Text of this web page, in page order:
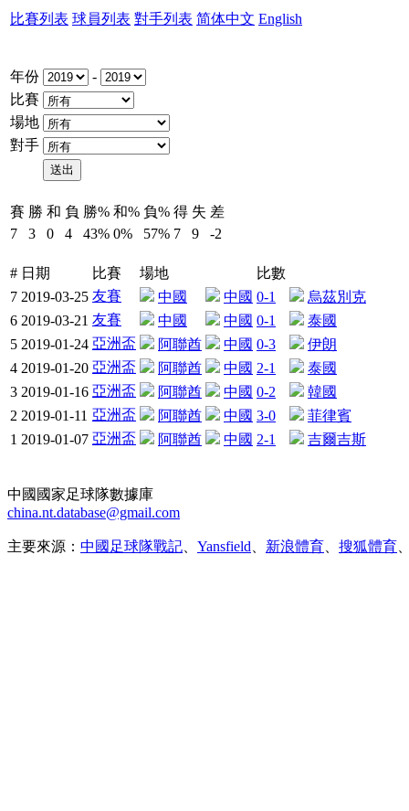
比賽列表 球員列表 對手列表 简体中文 English
年份
-
比賽
場地
對手
賽 勝 和 負 勝% 和% 負% 得 失 差
7
3 0 4 43% 0% 57% 7 9 -2
# 日期 比賽 場地
比數
7 2019-03-25 友賽 中國 中國 0-1
烏茲別克
6 2019-03-21 友賽 中國 中國 0-1
泰國
5 2019-01-24 亞洲盃 阿聯酋 中國 0-3
伊朗
4 2019-01-20 亞洲盃 阿聯酋 中國 2-1
泰國
3 2019-01-16 亞洲盃 阿聯酋 中國 0-2
韓國
2 2019-01-11 亞洲盃 阿聯酋 中國 3-0
菲律賓
1 2019-01-07 亞洲盃 阿聯酋 中國 2-1 吉爾吉斯
中國國家足球隊數據庫
china.nt.database@gmail.com
主要來源： 中國足球隊戰記 Yansfield 新浪體育 搜狐體育